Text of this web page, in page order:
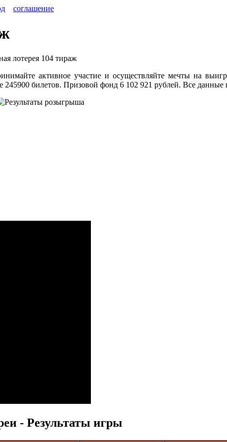
соглашение
лотерея 104 тираж
активное участие и осуществляйте мечты на
билетов. Призовой фонд 6 102 921 рублей. Все данные
- Результаты игры